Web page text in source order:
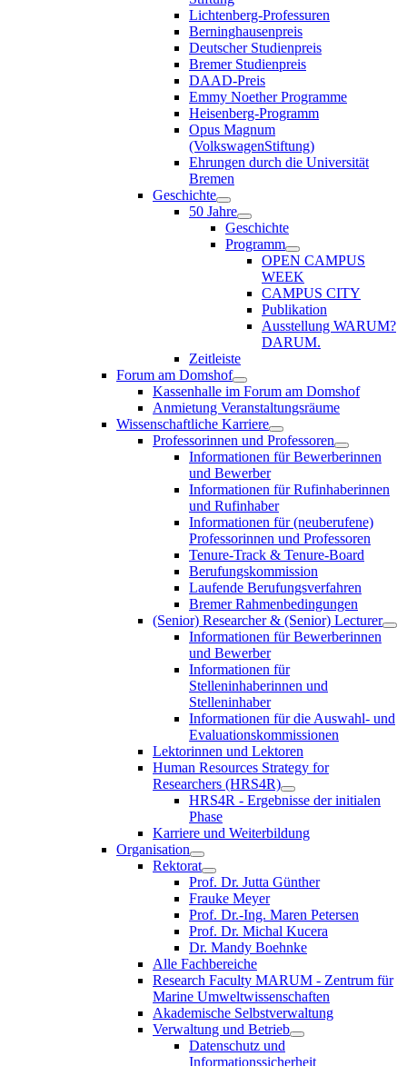
Lichtenberg-Professuren
Berninghausenpreis
Deutscher Studienpreis
Bremer Studienpreis
DAAD-Preis
Emmy Noether Programme
Heisenberg-Programm
Opus Magnum
(VolkswagenStiftung)
Ehrungen durch die Universität
Bremen
Geschichte
50 Jahre
Geschichte
Programm
OPEN CAMPUS
WEEK
CAMPUS CITY
Publikation
Ausstellung WARUM?
DARUM.
Zeitleiste
Forum am Domshof
Kassenhalle im Forum am Domshof
Anmietung Veranstaltungsräume
Wissenschaftliche Karriere
Professorinnen und Professoren
Informationen für Bewerberinnen
und Bewerber
Informationen für Rufinhaberinnen
und Rufinhaber
Informationen für (neuberufene)
Professorinnen und Professoren
Tenure-Track & Tenure-Board
Berufungskommission
Laufende Berufungsverfahren
Bremer Rahmenbedingungen
(Senior) Researcher & (Senior) Lecturer
Informationen für Bewerberinnen
und Bewerber
Informationen für
Stelleninhaberinnen und
Stelleninhaber
Informationen für die Auswahl- und
Evaluationskommissionen
Lektorinnen und Lektoren
Human Resources Strategy for
Researchers (HRS4R)
HRS4R - Ergebnisse der initialen
Phase
Karriere und Weiterbildung
Organisation
Rektorat
Prof. Dr. Jutta Günther
Frauke Meyer
Prof. Dr.-Ing. Maren Petersen
Prof. Dr. Michal Kucera
Dr. Mandy Boehnke
Alle Fachbereiche
Research Faculty MARUM - Zentrum für
Marine Umweltwissenschaften
Akademische Selbstverwaltung
Verwaltung und Betrieb
Datenschutz und
Informationssicherheit